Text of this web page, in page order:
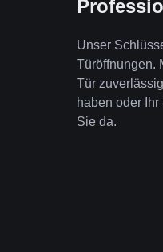
Unser
Türöffnungen.
Tür
haben oder
Sie da.